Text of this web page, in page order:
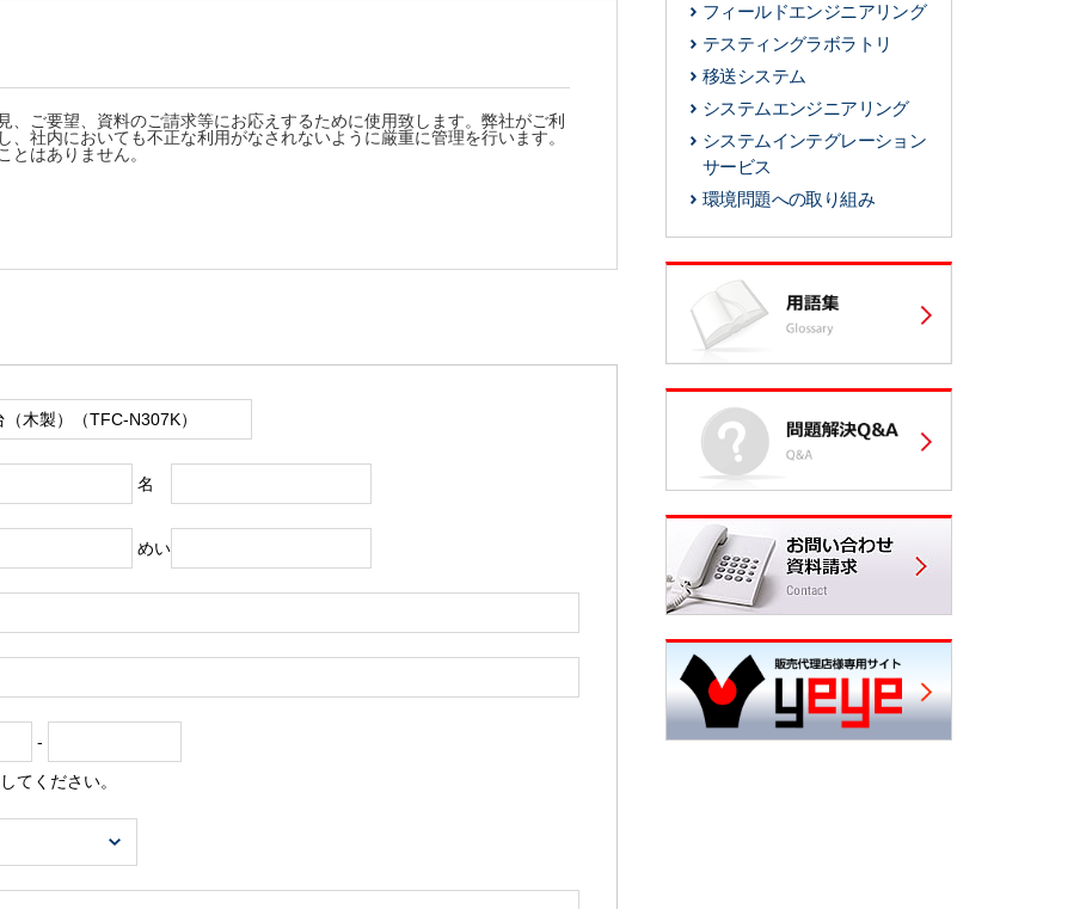
、ご要望、資料のご請求等にお応えするために使用致します。弊社がご利
社内においても不正な利用がなされないように厳重に管理を行います。
とはありません。
名
めい
-
てください。
フィールドエンジニアリング
テスティングラボラトリ
移送システム
システムエンジニアリング
システムインテグレーション
サービス
環境問題への取り組み